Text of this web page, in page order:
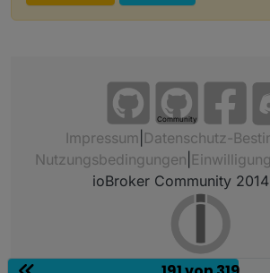
Community
Impressum Datenschutz-
Nutzungsbedingungen
ioBroker Community